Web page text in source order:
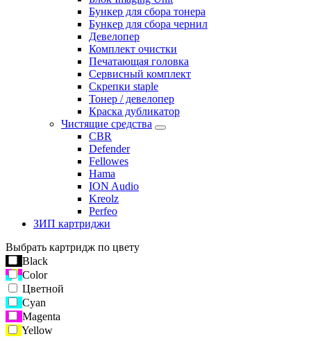
Бункер для сбора тонера
Бункер для сбора чернил
Девелопер
Комплект очистки
Печатающая головка
Сервисный комплект
Скрепки staple
Тонер / девелопер
Краска дубликатор
Чистящие средства
CBR
Defender
Fellowes
Hama
ION Audio
Kreolz
Perfeo
ЗИП картриджи
Выбрать картридж по цвету
Black
Color
Цветной
Cyan
Magenta
Yellow